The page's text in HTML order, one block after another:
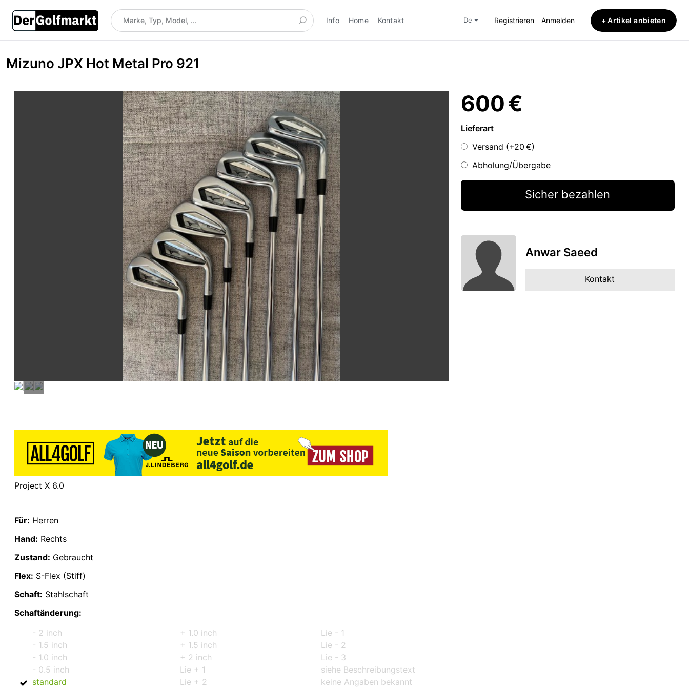
Info Home Kontakt de Registrieren Anmelden + Artikel anbieten
Mizuno JPX Hot Metal Pro 921
Project X 6.0
Für: Herren
Hand: Rechts
Zustand: Gebraucht
Flex: S-Flex (Stiff)
Schaft: Stahlschaft
Schaftänderung:
- 2 inch
- 1.5 inch
- 1.0 inch
- 0.5 inch
standard
+ 1.0 inch
+ 1.5 inch
+ 2 inch
Lie + 1
Lie + 2
Lie - 1
Lie - 2
Lie - 3
siehe Beschreibungstext
keine Angaben bekannt
600 €
Lieferart
Versand (+20 €)
Abholung/Übergabe
Sicher bezahlen
Anwar Saeed
Kontakt